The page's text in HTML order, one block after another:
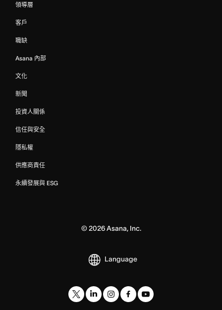
領導層
客戶
職缺
Asana 內部
文化
新聞
投資人關係
信任與安全
隱私權
供應商責任
永續發展與 ESG
© 2026Asana, Inc.
Language